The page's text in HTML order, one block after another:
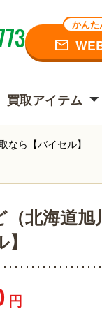
かんた
買取アイテム
ら【バイセル】
北海道旭
円